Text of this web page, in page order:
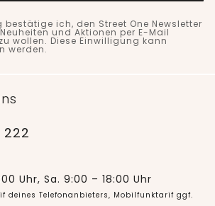
bestätige ich, den Street One Newsletter
und Aktionen per E-Mail
wollen. Diese Einwilligung kann
werden.
Uhr, Sa. 9:00 – 18:00 Uhr
deines Telefonanbieters, Mobilfunktarif ggf.